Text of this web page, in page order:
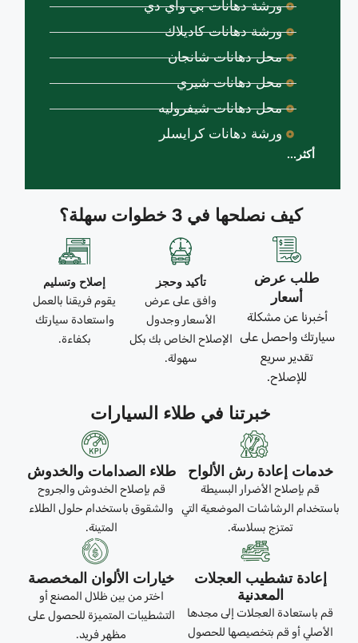
كيف نصلحها في 3 خطوات سهلة؟
طلب عرض
أسعار
أخبرنا عن مشكلة
سيارتك واحصل على
تقدير سريع
للإصلاح.
تأكيد وحجز
وافق على عرض
الأسعار وجدول
الإصلاح الخاص بك بكل
سهولة.
إصلاح وتسليم
يقوم فريقنا بالعمل
واستعادة سيارتك
بكفاءة.
خبرتنا في طلاء السيارات
خدمات إعادة رش الألواح
قم بإصلاح الأضرار البسيطة
باستخدام الرشاشات الموضعية التي
تمتزج بسلاسة.
طلاء الصدامات والخدوش
قم بإصلاح الخدوش والجروح
والشقوق باستخدام حلول الطلاء
المتينة.
إعادة تشطيب العجلات
المعدنية
قم باستعادة العجلات إلى مجدها
الأصلي أو قم بتخصيصها للحصول
خيارات الألوان المخصصة
اختر من بين ظلال المصنع أو
التشطيبات المتميزة للحصول على
مظهر فريد.
ورشة دهانات بي واي دي
ورشة دهانات كاديلاك
محل دهانات شانجان
محل دهانات شيري
محل دهانات شيفروليه
ورشة دهانات كرايسلر
أكثر...